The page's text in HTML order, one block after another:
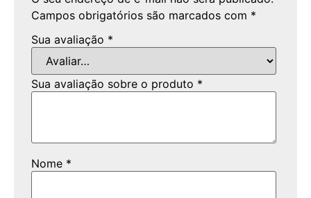
Campos obrigatórios são marcados com *
Sua avaliação *
Sua avaliação sobre o produto *
Nome *